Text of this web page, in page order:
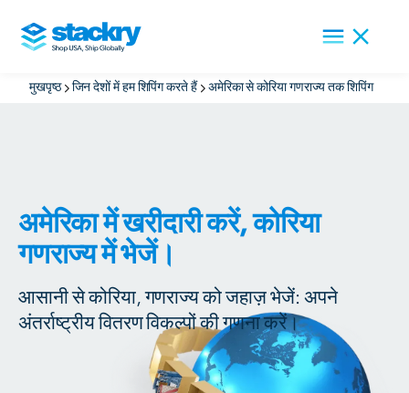
मुखपृष्ठ जिन देशों में हम शिपिंग करते हैं अमेरिका से कोरिया गणराज्य तक शिपिंग
अमेरिका में खरीदारी करें, कोरिया
गणराज्य में भेजें।
आसानी से कोरिया, गणराज्य को जहाज़ भेजें: अपने
अंतर्राष्ट्रीय वितरण विकल्पों की गणना करें।